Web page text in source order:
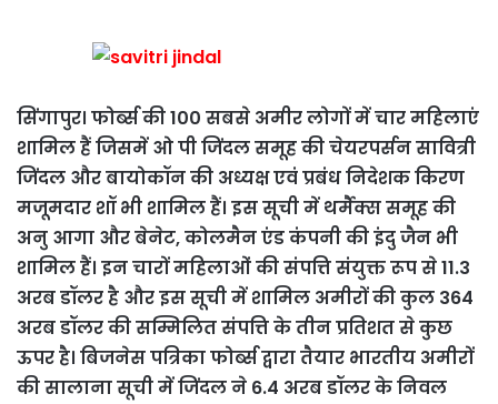
सिंगापुर। फोर्ब्स की 100 सबसे अमीर लोगों में चार महिलाएं
शामिल हैं जिसमें ओ पी जिंदल समूह की चेयरपर्सन सावित्री
जिंदल और बायोकॉन की अध्यक्ष एवं प्रबंध निदेशक किरण
मजूमदार शॉ भी शामिल हैं। इस सूची में थर्मैक्स समूह की
अनु आगा और बेनेट, कोलमैन एंड कंपनी की इंदु जैन भी
शामिल हैं। इन चारों महिलाओं की संपत्ति संयुक्त रूप से 11.3
अरब डॉलर है और इस सूची में शामिल अमीरों की कुल 364
अरब डॉलर की सम्मिलित संपत्ति के तीन प्रतिशत से कुछ
ऊपर है। बिजनेस पत्रिका फोर्ब्स द्वारा तैयार भारतीय अमीरों
की सालाना सूची में जिंदल ने 6.4 अरब डॉलर के निवल